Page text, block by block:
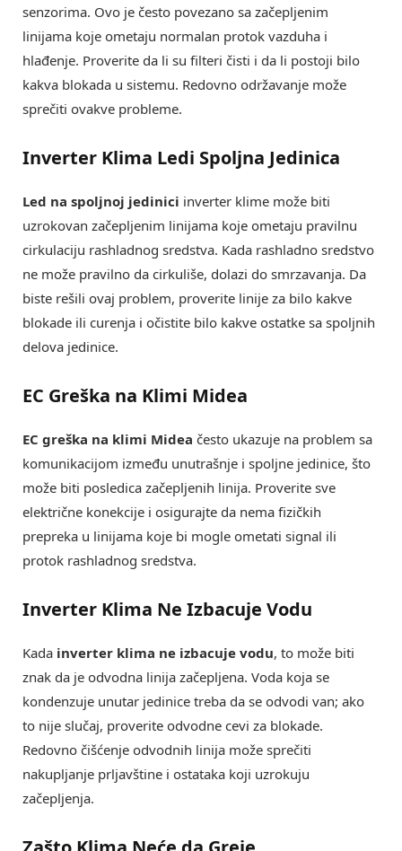
senzorima. Ovo je često povezano sa začepljenim
linijama koje ometaju normalan protok vazduha i
hlađenje. Proverite da li su filteri čisti i da li postoji bilo
kakva blokada u sistemu. Redovno održavanje može
sprečiti ovakve probleme.
Inverter Klima Ledi Spoljna Jedinica
Led na spoljnoj jedinici inverter klime može biti
uzrokovan začepljenim linijama koje ometaju pravilnu
cirkulaciju rashladnog sredstva. Kada rashladno sredstvo
ne može pravilno da cirkuliše, dolazi do smrzavanja. Da
biste rešili ovaj problem, proverite linije za bilo kakve
blokade ili curenja i očistite bilo kakve ostatke sa spoljnih
delova jedinice.
EC Greška na Klimi Midea
EC greška na klimi Midea često ukazuje na problem sa
komunikacijom između unutrašnje i spoljne jedinice, što
može biti posledica začepljenih linija. Proverite sve
električne konekcije i osigurajte da nema fizičkih
prepreka u linijama koje bi mogle ometati signal ili
protok rashladnog sredstva.
Inverter Klima Ne Izbacuje Vodu
Kada inverter klima ne izbacuje vodu, to može biti
znak da je odvodna linija začepljena. Voda koja se
kondenzuje unutar jedinice treba da se odvodi van; ako
to nije slučaj, proverite odvodne cevi za blokade.
Redovno čišćenje odvodnih linija može sprečiti
nakupljanje prljavštine i ostataka koji uzrokuju
začepljenja.